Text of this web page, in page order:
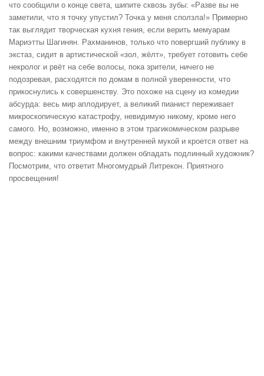
что сообщили о конце света, шипите сквозь зубы: «Разве вы не
заметили, что я точку упустил? Точка у меня сползла!» Примерно
так выглядит творческая кухня гения, если верить мемуарам
Мариэтты Шагинян. Рахманинов, только что повергший публику в
экстаз, сидит в артистической «зол, жёлт», требует готовить себе
некролог и рвёт на себе волосы, пока зрители, ничего не
подозревая, расходятся по домам в полной уверенности, что
прикоснулись к совершенству. Это похоже на сцену из комедии
абсурда: весь мир аплодирует, а великий пианист переживает
микроскопическую катастрофу, невидимую никому, кроме него
самого. Но, возможно, именно в этом трагикомическом разрыве
между внешним триумфом и внутренней мукой и кроется ответ на
вопрос: какими качествами должен обладать подлинный художник?
Посмотрим, что ответит Многомудрый Литрекон. Приятного
просвещения!